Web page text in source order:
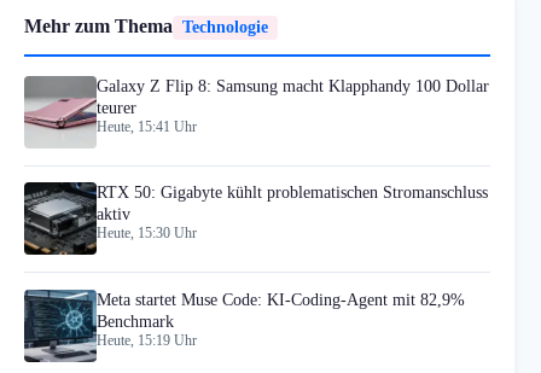
Mehr zum Thema Technologie
Galaxy Z Flip 8: Samsung macht Klapphandy 100 Dollar
teurer
Heute, 15:41 Uhr
RTX 50: Gigabyte kühlt problematischen Stromanschluss
aktiv
Heute, 15:30 Uhr
Meta startet Muse Code: KI-Coding-Agent mit 82,9%
Benchmark
Heute, 15:19 Uhr